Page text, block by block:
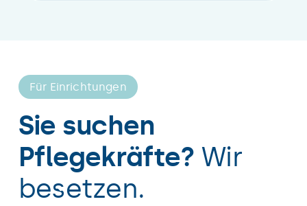
Für Einrichtungen
Sie suchen
Pflegekräfte? Wir
besetzen.